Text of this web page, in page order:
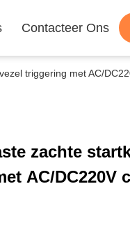
Contacteer Ons
triggering met AC/
zachte
AC/DC220V